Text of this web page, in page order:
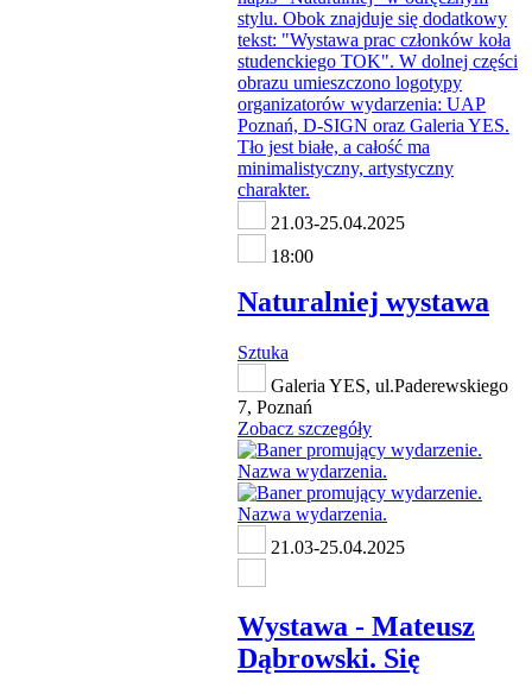
21.03-25.04.2025
18:00
Naturalniej wystawa
Sztuka
Galeria YES, ul.Paderewskiego
7, Poznań
Zobacz szczegóły
21.03-25.04.2025
Wystawa - Mateusz
Dąbrowski. Się